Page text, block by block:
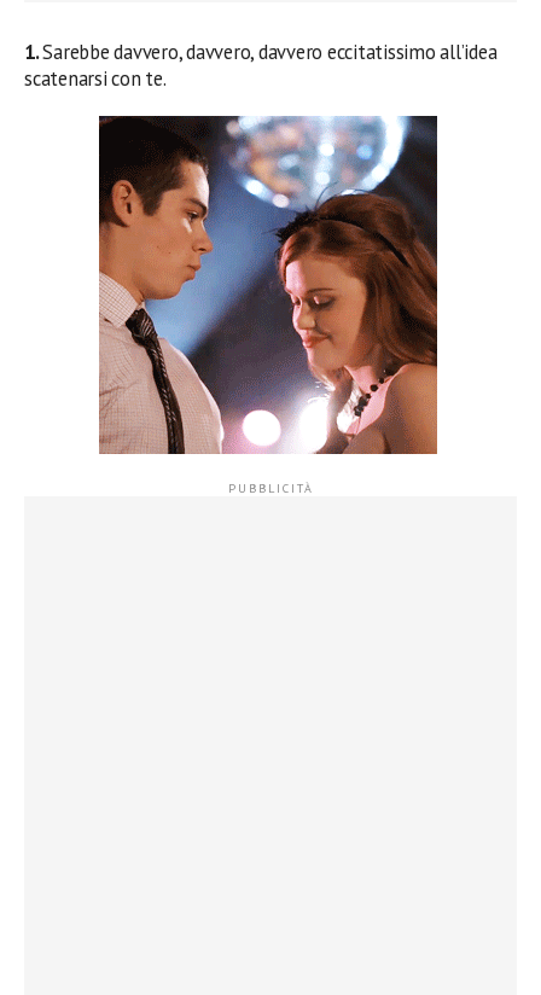
1.Sarebbe davvero, davvero, davvero eccitatissimo all’idea
scatenarsi con te.